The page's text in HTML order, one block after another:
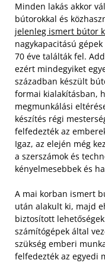
Minden lakás akkor
bútorokkal és
jelenleg ismert bútor
nagykapacitású
70 éve találták fel.
ezért mindegyiket
században készült
formai kialakításban,
megmunkálási
készítés régi
felfedezték az
Igaz, az elején még
a szerszámok és
kényelmesebbek és
A mai korban ismert
után alakult ki, majd
biztosított
számítógépek által
szükség emberi
felfedezték az egyedi